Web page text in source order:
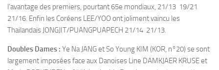
l’avantage des premiers, pourtant 65e mondiaux, 21/13 19/21
21/16. Enfin les Coréens LEE/YOO ont joliment vaincu les
Thailandais JONGJIT/PUANGPUAPECH 21/14 21/13.
Doubles Dames : Ye Na JANG et So Young KIM (KOR, n°20) se sont
largement imposées face aux Danoises Line DAMKJAER KRUSE et